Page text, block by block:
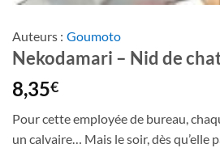
Auteurs : Goumoto
Nekodamari – Nid de
8,35€
Pour cette employée de bureau,
un calvaire… Mais le soir, dès qu’elle